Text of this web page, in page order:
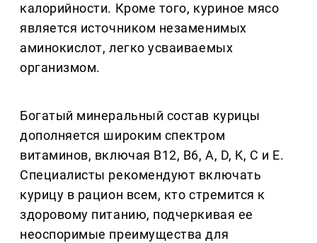
калорийности. Кроме того, куриное мясо
является источником незаменимых
аминокислот, легко усваиваемых
организмом.
Богатый минеральный состав курицы
дополняется широким спектром
витаминов, включая B12, B6, A, D, K, C и E.
Специалисты рекомендуют включать
курицу в рацион всем, кто стремится к
здоровому питанию, подчеркивая ее
неоспоримые преимущества для